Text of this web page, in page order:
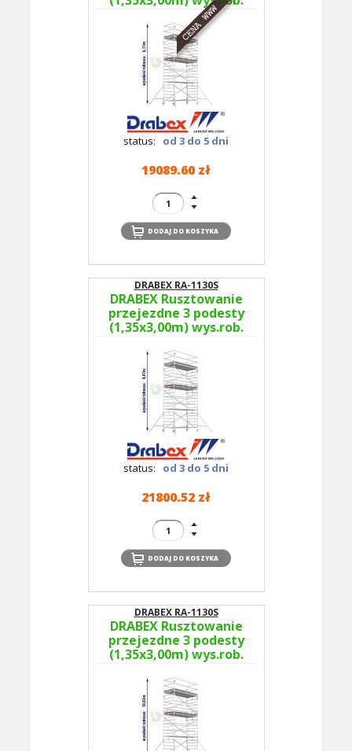
6,11m RA 1130S TYP
361A - podesty co 2m
status: od 3 do 5 dni
19089.60 zł
DRABEX RA-1130S
DRABEX Rusztowanie
przejezdne 3 podesty
(1,35x3,00m) wys.rob.
8,07m RA 1130S TYP
362B - podesty co 4m
status: od 3 do 5 dni
21800.52 zł
DRABEX RA-1130S
DRABEX Rusztowanie
przejezdne 3 podesty
(1,35x3,00m) wys.rob.
10,03m RA 1130S TYP
363B - podesty co 4m